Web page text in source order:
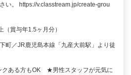
い。 https://v.classtream.jp/create-grou
（賞与年1.5ヶ月分）
町／JR鹿児島本線「九産大前駅」より徒
クある方もOK ★男性スタッフが元気に